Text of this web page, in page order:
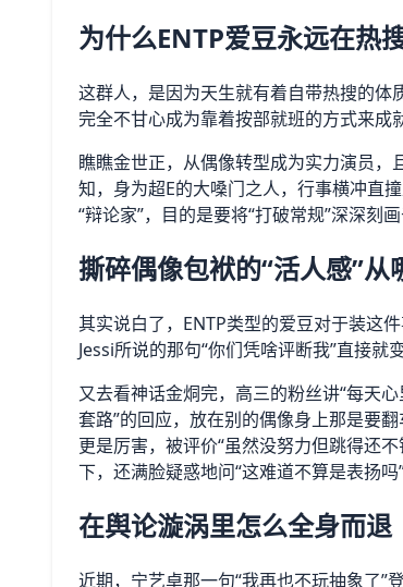
为什么ENTP爱豆永远在热
这群人，是因为天生就有着自带热搜的体
完全不甘心成为靠着按部就班的方式来成
瞧瞧金世正，从偶像转型成为实力演员
知，身为超E的大嗓门之人，行事横冲直
“辩论家”，目的是要将“打破常规”深深刻
撕碎偶像包袱的“活人感”从
其实说白了，ENTP类型的爱豆对于装这
Jessi所说的那句“你们凭啥评断我”直接就
又去看神话金烔完，高三的粉丝讲“每天
套路”的回应，放在别的偶像身上那是要
更是厉害，被评价“虽然没努力但跳得还
下，还满脸疑惑地问“这难道不算是表扬吗”
在舆论漩涡里怎么全身而退
近期，宁艺卓那一句“我再也不玩抽象了